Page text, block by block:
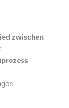
zwischen